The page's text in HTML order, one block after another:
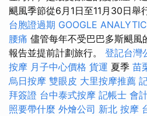
颶風季節從6月1日至11月30日舉
台胞證過期 GOOGLE
腰痛 儘管每年不受巴巴多斯颶風
報告並提前計劃旅行。 登記台灣
按摩 月子中心價格 貨運 夏季 苗
烏日按摩 雙眼皮 大里按摩推薦
拜簽證 台中泰式按摩 記帳士 會
照要帶什麼 外燴公司 新北 按摩